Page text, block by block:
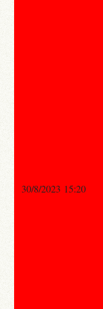
30/8/2023 15:20